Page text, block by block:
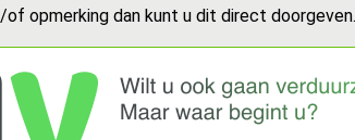
opmerking dan kunt u dit direct doorgeven.